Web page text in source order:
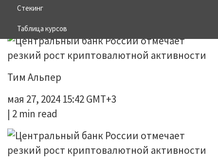
Стекинг
Таблица курсов
28.05.2024
Тим Альпер
мая 27, 2024 15:42 GMT+3
| 2 min read